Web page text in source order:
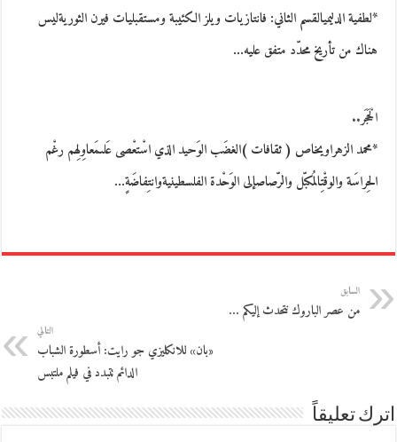
*لطفية الدليميالقسم الثاني: فانتازيات ويلز الكئيبة ومستقبليات فيرن الثوريةليس
هناك من تأريخ محدّد متفق عليه…
الْحَجَر..
*محمد الزهراويخاص ( ثقافات )الغضَب الوَحيد الذي اسْتعْصى عَلىمَعاوِلِهم رغْم
الحِراسَة والوقْتِالمُكبّل والرّصاصإلى الوَحْدة الفلسطينيةوانتِفاضَةٍ…
السابق
من عصر الباروك نتحدث إليكم …
التالي
«بان» للانكليزي جو رايت: أسطورة الشباب
الدائم تتبدد في فيلم ملتبس
اترك تعليقاً